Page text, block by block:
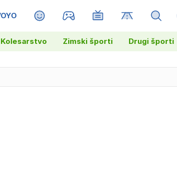
MAGAZIN
Kolesarstvo Zimski športi Drugi športi